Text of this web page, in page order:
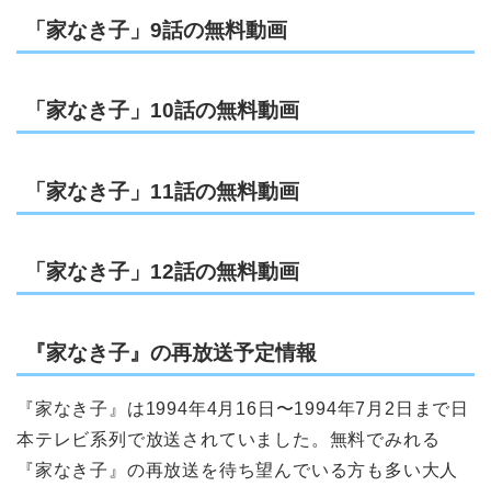
「家なき子」9話の無料動画
「家なき子」10話の無料動画
「家なき子」11話の無料動画
「家なき子」12話の無料動画
『家なき子』の再放送予定情報
『家なき子』は1994年4月16日〜1994年7月2日まで日
本テレビ系列で放送されていました。無料でみれる
『家なき子』の再放送を待ち望んでいる方も多い大人